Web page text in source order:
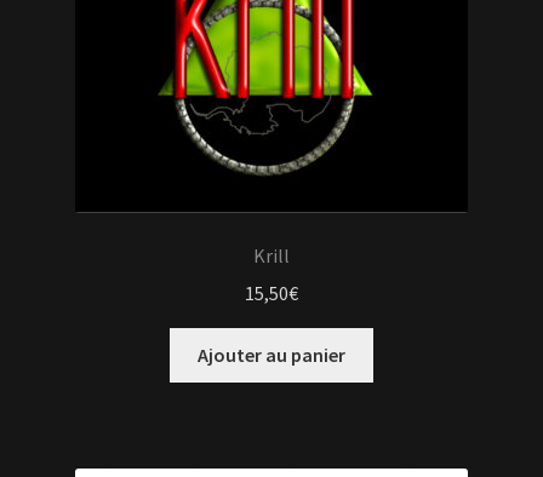
Krill
15,50€
Ajouter au panier